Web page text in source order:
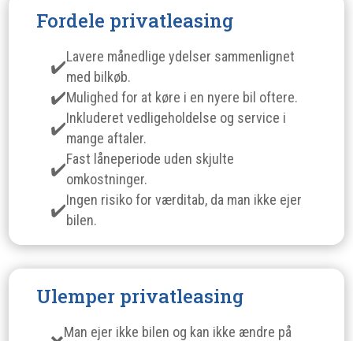
Fordele privatleasing
Lavere månedlige ydelser sammenlignet
med bilkøb.
Mulighed for at køre i en nyere bil oftere.
Inkluderet vedligeholdelse og service i
mange aftaler.
Fast låneperiode uden skjulte
omkostninger.
Ingen risiko for værditab, da man ikke ejer
bilen.
Ulemper privatleasing
Man ejer ikke bilen og kan ikke ændre på